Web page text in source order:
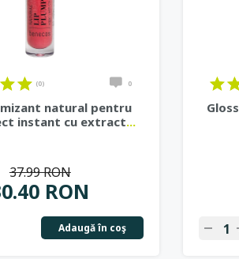
(0) 0
natural pentru
instant cu extract...
RON
37.99 RON
Adaugă în coş